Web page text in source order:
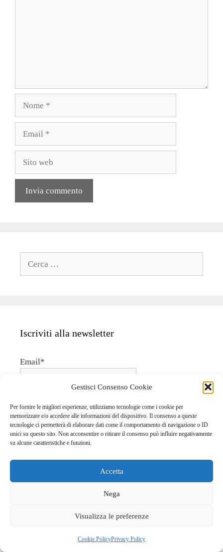
Gestisci Consenso Cookie
Per fornire le migliori esperienze, utilizziamo tecnologie come i cookie per
memorizzare e/o accedere alle informazioni del dispositivo. Il consenso a queste
tecnologie ci permetterà di elaborare dati come il comportamento di navigazione o ID
unici su questo sito. Non acconsentire o ritirare il consenso può influire negativamente
su alcune caratteristiche e funzioni.
Accetta
Nega
Visualizza le preferenze
Cookie PolicyPrivacy Policy
Iscriviti alla newsletter
Email*
Non tiramisù vegan
Farinata di ceci con zucca al rosmarino